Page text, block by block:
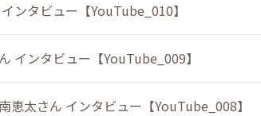
ンタビュー【YouTube_010】
インタビュー【YouTube_009】
恵太さん インタビュー【YouTube_008】